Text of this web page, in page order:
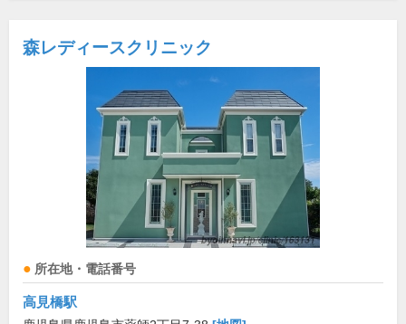
森レディースクリニック
所在地・電話番号
高見橋駅